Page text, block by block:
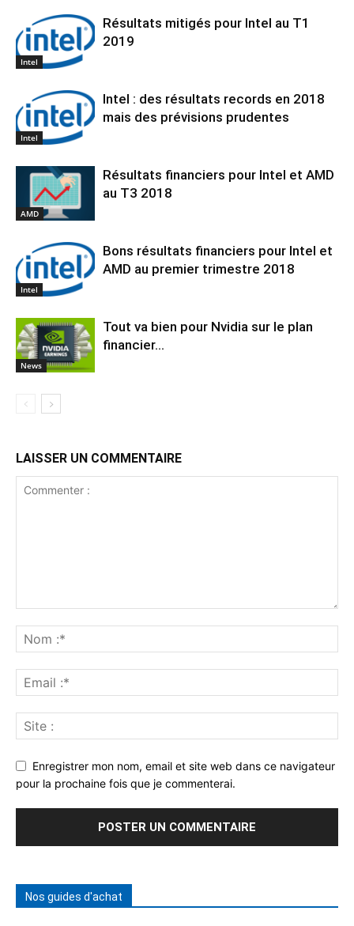
Intel
Résultats mitigés pour Intel au T1
2019
Intel
Intel : des résultats records en 2018
mais des prévisions prudentes
AMD
Résultats financiers pour Intel et AMD
au T3 2018
Intel
Bons résultats financiers pour Intel et
AMD au premier trimestre 2018
News
Tout va bien pour Nvidia sur le plan
financier…
LAISSER UN COMMENTAIRE
Enregistrer mon nom, email et site web dans ce navigateur
pour la prochaine fois que je commenterai.
Nos guides d'achat